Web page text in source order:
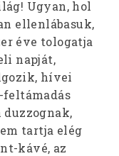
Ugyan, hol
ellenlábasuk,
éve tologatja
napját,
hívei
tartja elég
kávé, az